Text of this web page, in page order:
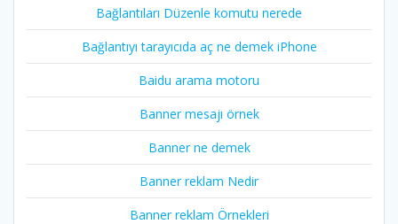
Bağlantıları Düzenle komutu nerede
Bağlantıyı tarayıcıda aç ne demek iPhone
Baidu arama motoru
Banner mesajı örnek
Banner ne demek
Banner reklam Nedir
Banner reklam Örnekleri